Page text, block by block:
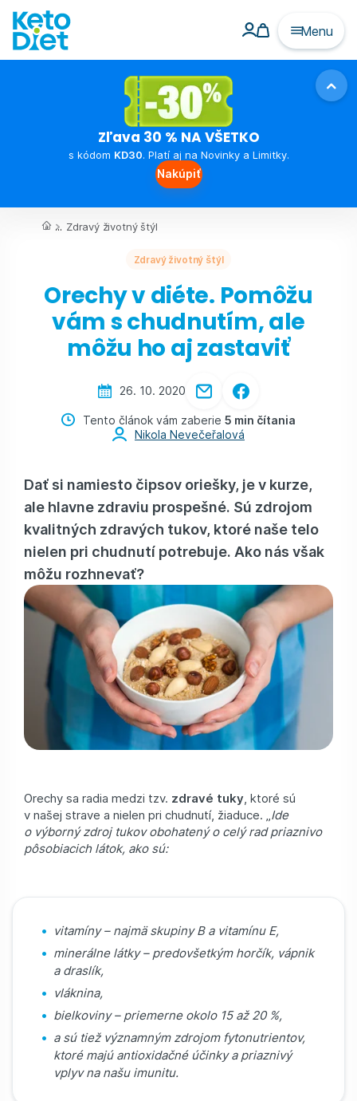
Menu
Zľava 30 % NA VŠETKO
s kódom KD30. Platí aj na Novinky a Limitky.
Nakúpiť
... Zdravý životný štýl
Zdravý životný štýl
Orechy v diéte. Pomôžu
vám s chudnutím, ale
môžu ho aj zastaviť
26. 10. 2020
Tento článok vám zaberie 5 min čítania
Nikola Nevečeřalová
Dať si namiesto čipsov oriešky, je v kurze,
ale hlavne zdraviu prospešné. Sú zdrojom
kvalitných zdravých tukov, ktoré naše telo
nielen pri chudnutí potrebuje. Ako nás však
môžu rozhnevať?
Orechy sa radia medzi tzv. zdravé tuky, ktoré sú
v našej strave a nielen pri chudnutí, žiaduce. „Ide
o výborný zdroj tukov obohatený o celý rad priaznivo
pôsobiacich látok, ako sú:
vitamíny – najmä skupiny B a vitamínu E,
minerálne látky – predovšetkým horčík, vápnik
a draslík,
vláknina,
bielkoviny – priemerne okolo 15 až 20 %,
a sú tiež významným zdrojom fytonutrientov,
ktoré majú antioxidačné účinky a priaznivý
vplyv na našu imunitu.